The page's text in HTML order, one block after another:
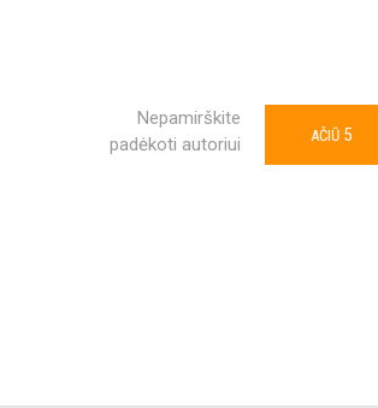
Nepamirškite
padėkoti autoriui
AČIŪ 5